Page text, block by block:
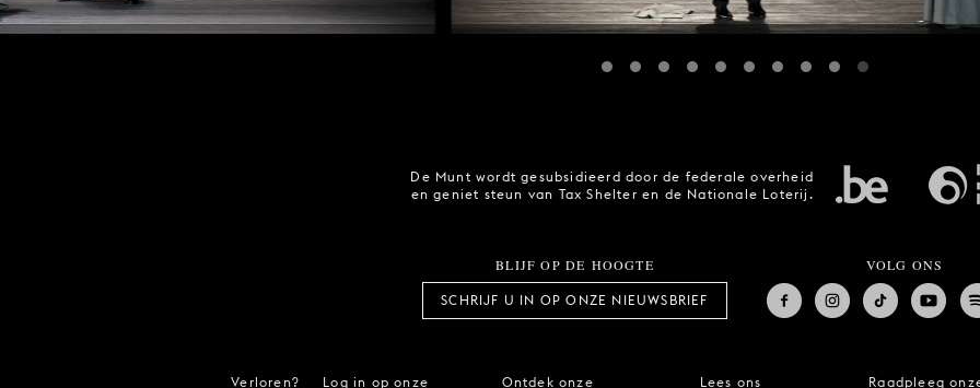
De Munt wordt gesubsidieerd door de federale overheid
en geniet steun van Tax Shelter en de Nationale Loterij.
BLIJF OP DE HOOGTE
SCHRIJF U IN OP ONZE NIEUWSBRIEF
VOLG ONS
Verloren? Log in op onze Ontdek onze Lees ons Raadpleeg